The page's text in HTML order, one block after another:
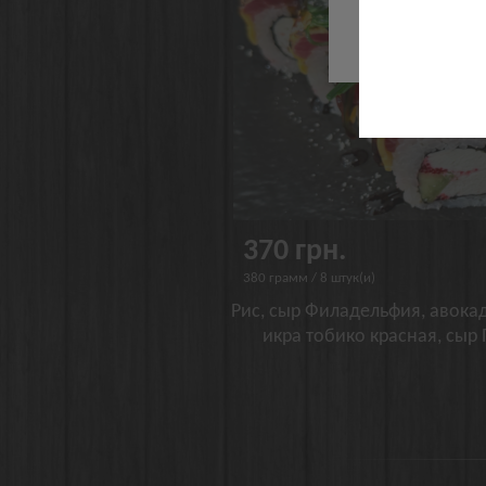
370 грн.
380 грамм / 8 штук(и)
Рис, сыр Филадельфия,
икра тобико красная, сыр